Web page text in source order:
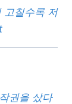
고칠수록 저
권을 샀다